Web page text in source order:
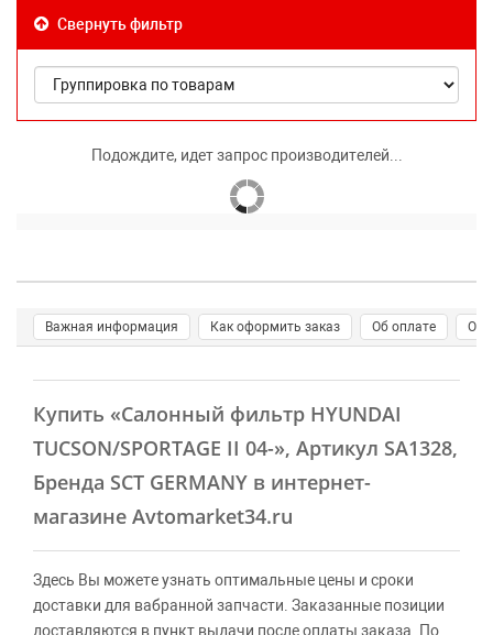
Свернуть фильтр
Подождите, идет запрос производителей...
Важная информация Как оформить заказ Об оплате О
Купить «Салонный фильтр HYUNDAI
TUCSON/SPORTAGE II 04-», Артикул SA1328,
Бренда SCT GERMANY в интернет-
магазине Avtomarket34.ru
Здесь Вы можете узнать оптимальные цены и сроки
доставки для вабранной запчасти. Заказанные позиции
доставляются в пункт выдачи после оплаты заказа. По